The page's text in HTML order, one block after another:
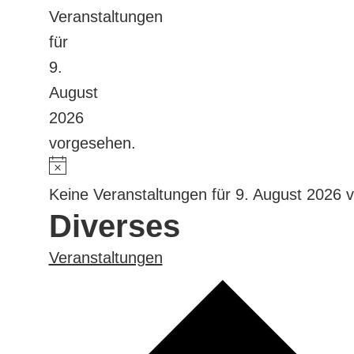
Veranstaltungen
für
9.
August
2026
vorgesehen.
Keine Veranstaltungen für 9. August 2026
Diverses
Veranstaltungen